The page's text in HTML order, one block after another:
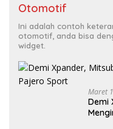
Otomotif
Ini adalah contoh
otomotif, anda bisa
widget.
Maret
Demi